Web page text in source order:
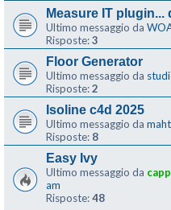
Measure IT
Ultimo messaggio da
Risposte:3
Floor Generator
Ultimo messaggio da
Risposte:2
Isoline c4d 2025
Ultimo messaggio da maht
Risposte: 8
Easy Ivy
Ultimo messaggio da
am
Risposte:48